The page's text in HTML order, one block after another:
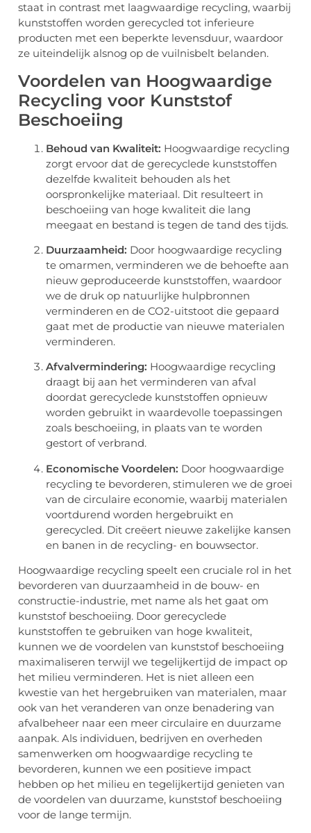
staat in contrast met laagwaardige recycling, waarbij
kunststoffen worden gerecycled tot inferieure
producten met een beperkte levensduur, waardoor
ze uiteindelijk alsnog op de vuilnisbelt belanden.
Voordelen van Hoogwaardige
Recycling voor Kunststof
Beschoeiing
Behoud van Kwaliteit: Hoogwaardige recycling
zorgt ervoor dat de gerecyclede kunststoffen
dezelfde kwaliteit behouden als het
oorspronkelijke materiaal. Dit resulteert in
beschoeiing van hoge kwaliteit die lang
meegaat en bestand is tegen de tand des tijds.
Duurzaamheid: Door hoogwaardige recycling
te omarmen, verminderen we de behoefte aan
nieuw geproduceerde kunststoffen, waardoor
we de druk op natuurlijke hulpbronnen
verminderen en de CO2-uitstoot die gepaard
gaat met de productie van nieuwe materialen
verminderen.
Afvalvermindering: Hoogwaardige recycling
draagt bij aan het verminderen van afval
doordat gerecyclede kunststoffen opnieuw
worden gebruikt in waardevolle toepassingen
zoals beschoeiing, in plaats van te worden
gestort of verbrand.
Economische Voordelen: Door hoogwaardige
recycling te bevorderen, stimuleren we de groei
van de circulaire economie, waarbij materialen
voortdurend worden hergebruikt en
gerecycled. Dit creëert nieuwe zakelijke kansen
en banen in de recycling- en bouwsector.
Hoogwaardige recycling speelt een cruciale rol in het
bevorderen van duurzaamheid in de bouw- en
constructie-industrie, met name als het gaat om
kunststof beschoeiing. Door gerecyclede
kunststoffen te gebruiken van hoge kwaliteit,
kunnen we de voordelen van kunststof beschoeiing
maximaliseren terwijl we tegelijkertijd de impact op
het milieu verminderen. Het is niet alleen een
kwestie van het hergebruiken van materialen, maar
ook van het veranderen van onze benadering van
afvalbeheer naar een meer circulaire en duurzame
aanpak. Als individuen, bedrijven en overheden
samenwerken om hoogwaardige recycling te
bevorderen, kunnen we een positieve impact
hebben op het milieu en tegelijkertijd genieten van
de voordelen van duurzame, kunststof beschoeiing
voor de lange termijn.